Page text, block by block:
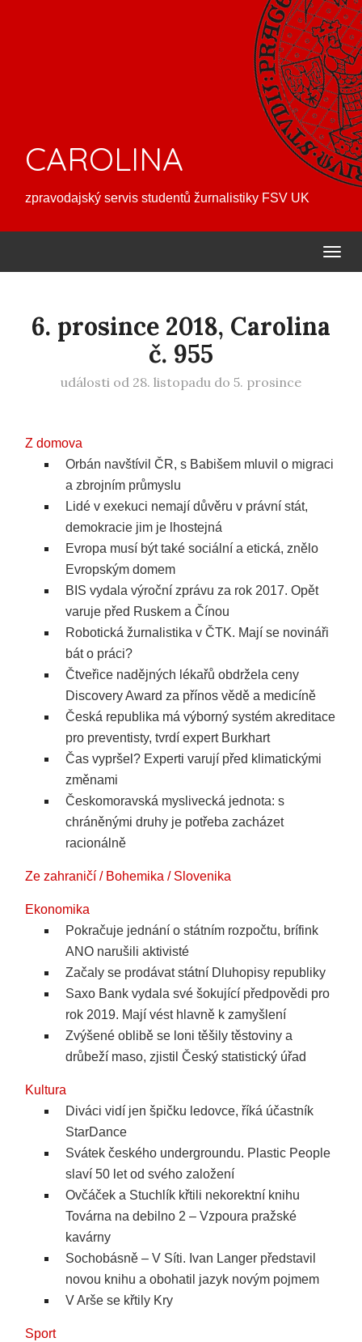
CAROLINA
zpravodajský servis studentů žurnalistiky FSV UK
6. prosince 2018, Carolina
č. 955
události od 28. listopadu do 5. prosince
Z domova
Orbán navštívil ČR, s Babišem mluvil o migraci
a zbrojním průmyslu
Lidé v exekuci nemají důvěru v právní stát,
demokracie jim je lhostejná
Evropa musí být také sociální a etická, znělo
Evropským domem
BIS vydala výroční zprávu za rok 2017. Opět
varuje před Ruskem a Čínou
Robotická žurnalistika v ČTK. Mají se novináři
bát o práci?
Čtveřice nadějných lékařů obdržela ceny
Discovery Award za přínos vědě a medicíně
Česká republika má výborný systém akreditace
pro preventisty, tvrdí expert Burkhart
Čas vypršel? Experti varují před klimatickými
změnami
Českomoravská myslivecká jednota: s
chráněnými druhy je potřeba zacházet
racionálně
Ze zahraničí / Bohemika / Slovenika
Ekonomika
Pokračuje jednání o státním rozpočtu, brífink
ANO narušili aktivisté
Začaly se prodávat státní Dluhopisy republiky
Saxo Bank vydala své šokující předpovědi pro
rok 2019. Mají vést hlavně k zamyšlení
Zvýšené oblibě se loni těšily těstoviny a
drůbeží maso, zjistil Český statistický úřad
Kultura
Diváci vidí jen špičku ledovce, říká účastník
StarDance
Svátek českého undergroundu. Plastic People
slaví 50 let od svého založení
Ovčáček a Stuchlík křtili nekorektní knihu
Továrna na debilno 2 – Vzpoura pražské
kavárny
Sochobásně – V Síti. Ivan Langer představil
novou knihu a obohatil jazyk novým pojmem
V Arše se křtily Kry
Sport